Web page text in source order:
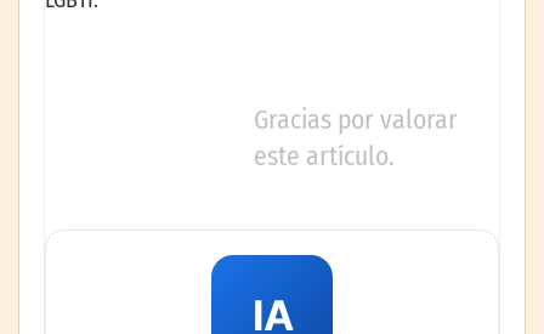
Gracias por valorar
este artículo.
IA